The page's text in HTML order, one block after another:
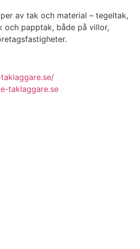
av tak och material – tegeltak,
och papptak, både på villor,
taklaggare.se